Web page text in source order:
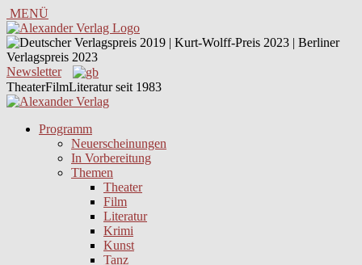
MENÜ
Newsletter
TheaterFilmLiteratur seit 1983
Programm
Neuerscheinungen
In Vorbereitung
Themen
Theater
Film
Literatur
Krimi
Kunst
Tanz